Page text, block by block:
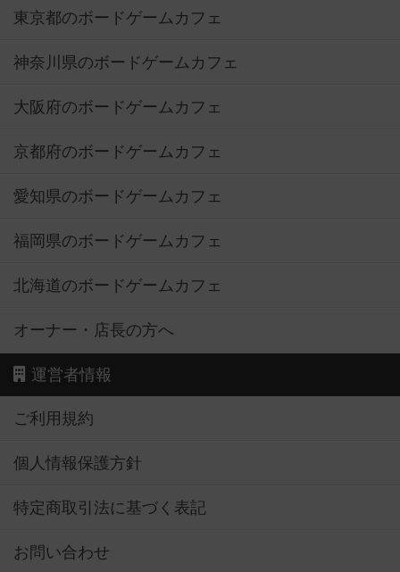
東京都のボードゲームカフェ
神奈川県のボードゲームカフェ
大阪府のボードゲームカフェ
京都府のボードゲームカフェ
愛知県のボードゲームカフェ
福岡県のボードゲームカフェ
北海道のボードゲームカフェ
オーナー・店長の方へ
運営者情報
ご利用規約
個人情報保護方針
特定商取引法に基づく表記
お問い合わせ